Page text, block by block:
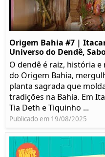
Origem Bahia #7 |
Universo do Dendê,
O dendê é raiz, história
do Origem Bahia,
planta sagrada que
tradições na Bahia. Em
Tia Deth e Tiquinho ...
Publicado em 19/08/2025